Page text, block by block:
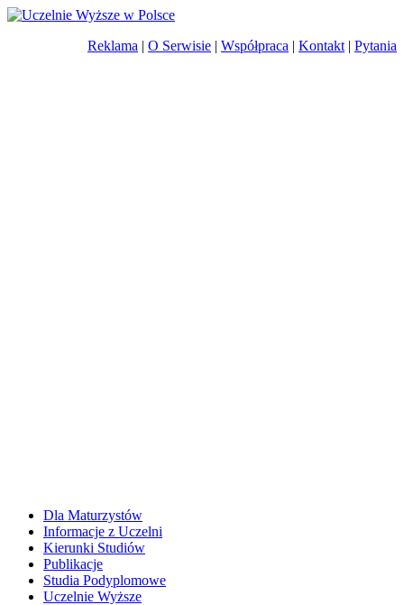
Reklama | O Serwisie | Współpraca | Kontakt | Pytania
Dla Maturzystów
Informacje z Uczelni
Kierunki Studiów
Publikacje
Studia Podyplomowe
Uczelnie Wyższe